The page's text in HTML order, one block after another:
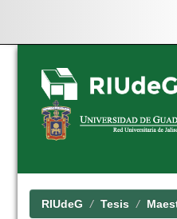
Skip
navigation
RIUdeG Tesis